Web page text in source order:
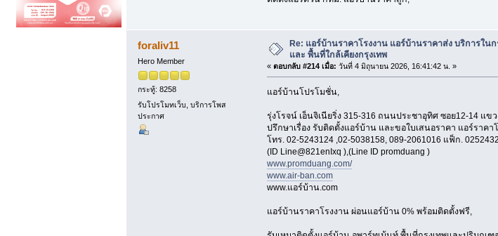
foraliv11
Hero Member
กระทู้: 8258
รับโปรโมทเว็บ, บริการโพส
ประกาศ
Re: แอร์บ้านราคาโรงงาน แอร์บ้านราคาส่ง บริการในก
และ พื้นที่ใกล้เคียงกรุงเทพ
« ตอบกลับ #214 เมื่อ: วันที่ 4 มิถุนายน 2026, 16:41:42 น. »
แอร์บ้านโปรโมชั่น,
รุ่งโรจน์ เอ็นจิเนียริ่ง 315-316 ถนนประชาอุทิศ ซอย12-14 แข
ปรึกษาเรื่อง รับติดตั้งแอร์บ้าน และขอใบเสนอราคา แอร์ราคา
โทร. 02-5243124 ,02-5038158, 089-2061016 แฟ็ก.
(ID Line@821enIxq ),(Line ID promduang )
www.promduang.com/
www.air-ban.com
www.แอร์บ้าน.com
แอร์บ้านราคาโรงงาน ผ่อนแอร์บ้าน 0% พร้อมติดตั้งฟรี,